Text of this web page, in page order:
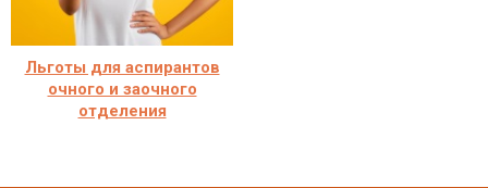
Льготы для аспирантов
очного и заочного
отделения